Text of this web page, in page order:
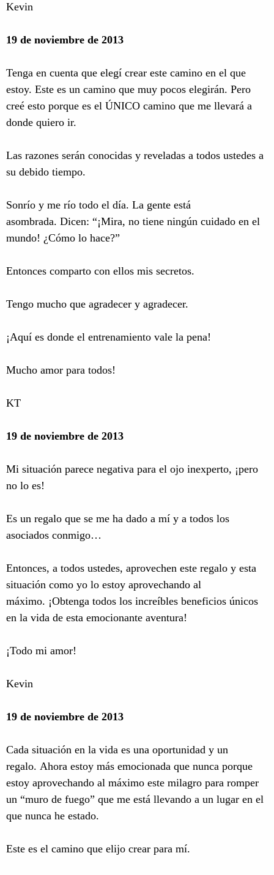
Kevin
19 de noviembre de 2013
Tenga en cuenta que elegí crear este camino en el que
estoy. Este es un camino que muy pocos elegirán. Pero
creé esto porque es el ÚNICO camino que me llevará a
donde quiero ir.
Las razones serán conocidas y reveladas a todos ustedes a
su debido tiempo.
Sonrío y me río todo el día. La gente está
asombrada. Dicen: “¡Mira, no tiene ningún cuidado en el
mundo! ¿Cómo lo hace?”
Entonces comparto con ellos mis secretos.
Tengo mucho que agradecer y agradecer.
¡Aquí es donde el entrenamiento vale la pena!
Mucho amor para todos!
KT
19 de noviembre de 2013
Mi situación parece negativa para el ojo inexperto, ¡pero
no lo es!
Es un regalo que se me ha dado a mí y a todos los
asociados conmigo…
Entonces, a todos ustedes, aprovechen este regalo y esta
situación como yo lo estoy aprovechando al
máximo. ¡Obtenga todos los increíbles beneficios únicos
en la vida de esta emocionante aventura!
¡Todo mi amor!
Kevin
19 de noviembre de 2013
Cada situación en la vida es una oportunidad y un
regalo. Ahora estoy más emocionada que nunca porque
estoy aprovechando al máximo este milagro para romper
un “muro de fuego” que me está llevando a un lugar en el
que nunca he estado.
Este es el camino que elijo crear para mí.